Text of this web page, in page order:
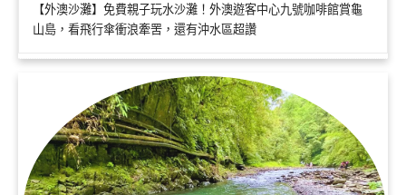
【外澳沙灘】免費親子玩水沙灘！外澳遊客中心九號咖啡館賞龜
山島，看飛行傘衝浪牽罟，還有沖水區超讚